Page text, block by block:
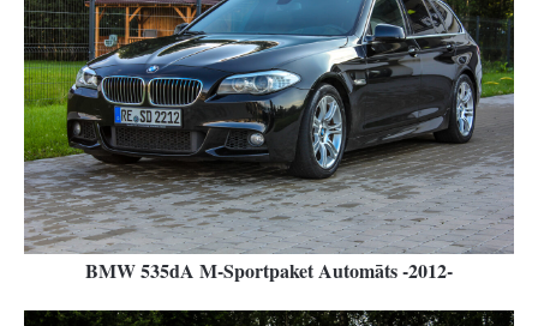
BMW 535dA M-Sportpaket Automāts -2012-